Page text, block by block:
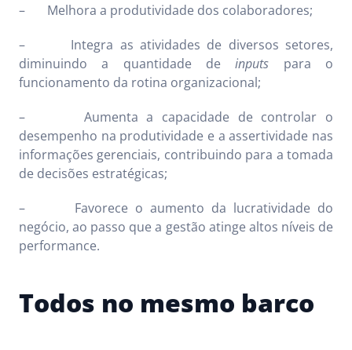
– Melhora a produtividade dos colaboradores;
– Integra as atividades de diversos setores,
diminuindo a quantidade deinputs para o
funcionamento da rotina organizacional;
– Aumenta a capacidade de controlar o
desempenho na produtividade e a assertividade nas
informações gerenciais, contribuindo para a tomada
de decisões estratégicas;
– Favorece o aumento da lucratividade do
negócio, ao passo que a gestão atinge altos níveis de
performance.
Todos no mesmo barco